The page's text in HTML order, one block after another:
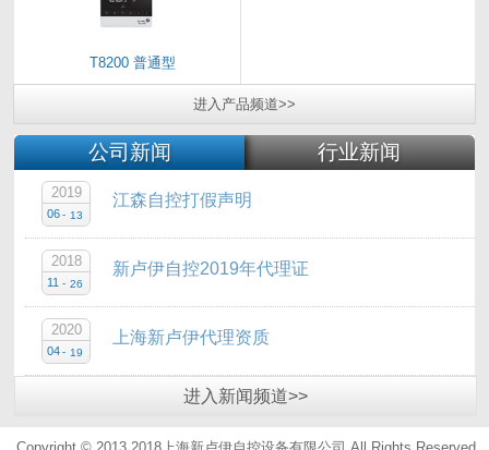
T8200 普通型
进入 产品频道>>
公司新闻 行业新闻
江森自控打假声明
2019
06 - 13
新卢伊自控2019年代理证
2018
11 - 26
上海新卢伊代理资质
2020
04 - 19
进入 新闻频道>>